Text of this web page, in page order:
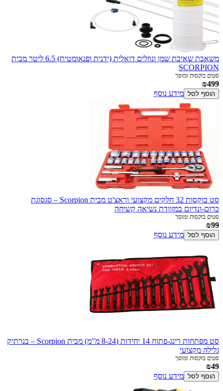
משאבת שאיבת שמן ונוזלים דואלית (ידנית ופנאומטית) 6.5 ליטר מבית
SCORPION
סטים בוקסות ומוסך
₪499
הוסף לסל מידע נוסף
סט בוקסות 32 חלקים מקצועי וראצ'ט מבית Scorpion – סגסוגת
כרום-ונדיום במזוודת נשיאה קשיחה
סטים בוקסות ומוסך
₪99
הוסף לסל מידע נוסף
סט מפתחות רינג-פתוח 14 יחידות (8-24 מ"מ) מבית Scorpion – בנרתיק
גלילה מקצועי
סטים בוקסות ומוסך
₪49
הוסף לסל מידע נוסף